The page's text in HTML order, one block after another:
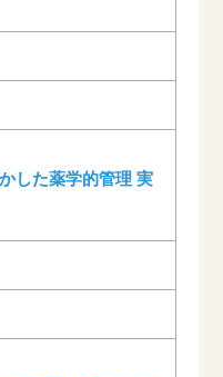
した薬学的管理 実